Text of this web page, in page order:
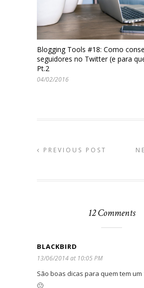
Blogging Tools #18: Como
seguidores no Twitter (e para
Pt.2
04/02/2016
PREVIOUS POST
12 Comments
BLACKBIRD
13/06/2014 at 10:05 PM
São boas dicas para quem tem
🙂